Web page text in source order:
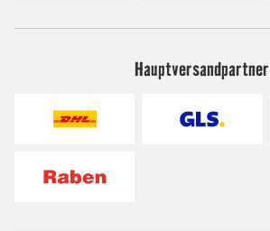
Hauptversandpartner